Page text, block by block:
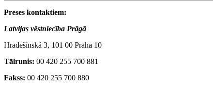
Preses kontaktiem:
Latvijas vēstniecība Prāgā
Hradešínská 3, 101 00 Praha 10
Tālrunis: 00 420 255 700 881
Fakss: 00 420 255 700 880